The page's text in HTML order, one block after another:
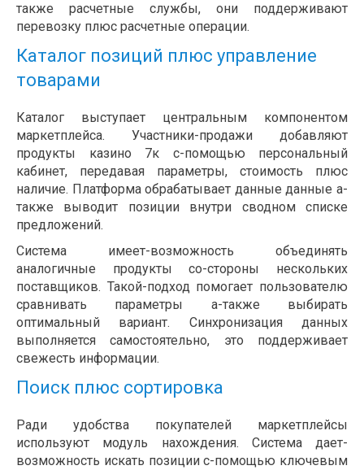
также расчетные службы, они поддерживают
перевозку плюс расчетные операции.
Каталог позиций плюс управление
товарами
Каталог выступает центральным компонентом
маркетплейса. Участники-продажи добавляют
продукты казино 7к с-помощью персональный
кабинет, передавая параметры, стоимость плюс
наличие. Платформа обрабатывает данные данные а-
также выводит позиции внутри сводном списке
предложений.
Система имеет-возможность объединять
аналогичные продукты со-стороны нескольких
поставщиков. Такой-подход помогает пользователю
сравнивать параметры а-также выбирать
оптимальный вариант. Синхронизация данных
выполняется самостоятельно, это поддерживает
свежесть информации.
Поиск плюс сортировка
Ради удобства покупателей маркетплейсы
используют модуль нахождения. Система дает-
возможность искать позиции с-помощью ключевым